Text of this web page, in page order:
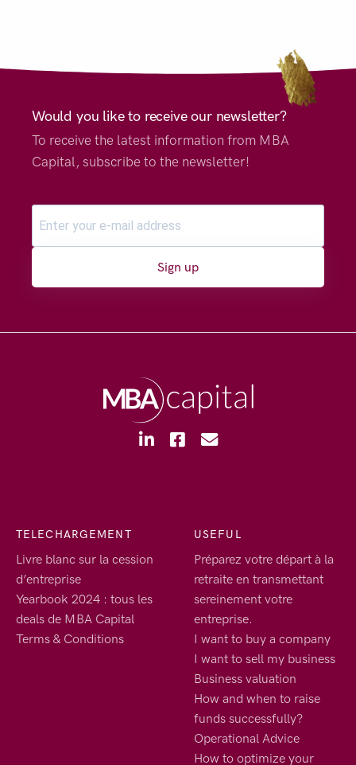
Would you like to receive our newsletter?
To receive the latest information from MBA
Capital, subscribe to the newsletter!
Sign up
TELECHARGEMENT
Livre blanc sur la cession
d’entreprise
Yearbook 2024 : tous les
deals de MBA Capital
Terms & Conditions
USEFUL
Préparez votre départ à la
retraite en transmettant
sereinement votre
entreprise.
I want to buy a company
I want to sell my business
Business valuation
How and when to raise
funds successfully?
Operational Advice
How to optimize your